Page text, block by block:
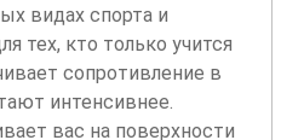
видах спорта и
тех, кто только учится
сопротивление в
интенсивнее.
вас на поверхности